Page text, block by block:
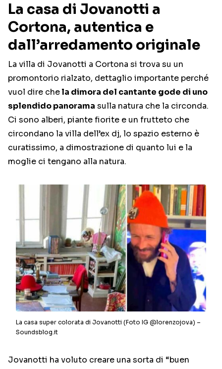
La casa di Jovanotti a
Cortona, autentica e
dall’arredamento originale
La villa di Jovanotti a Cortona si trova su un
promontorio rialzato, dettaglio importante perché
vuol dire chela dimora del cantante gode di uno
splendido panorama sulla natura che la circonda.
Ci sono alberi, piante fiorite e un frutteto che
circondano la villa dell’ex dj, lo spazio esterno è
curatissimo, a dimostrazione di quanto lui e la
moglie ci tengano alla natura.
La casa super colorata di Jovanotti (Foto IG @lorenzojova) –
Soundsblog.it
Jovanotti ha voluto creare una sorta di “buen